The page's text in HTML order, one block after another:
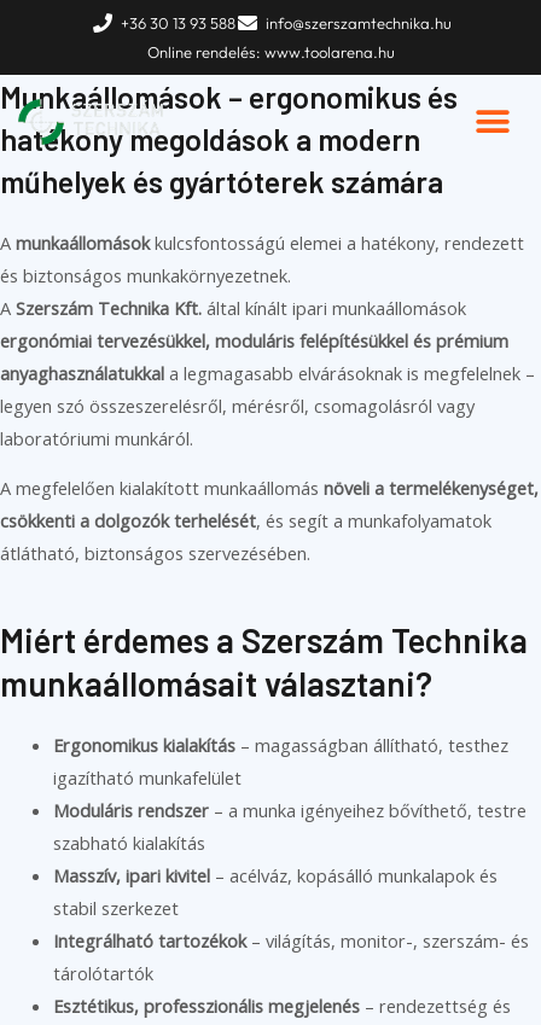
content
+36 30 13 93 588
info@szerszamtechnika.hu
Online rendelés: www.toolarena.hu
Termékek»Műhelyberendezés»Munkaállomások
Munkaállomások – ergonomikus és
hatékony megoldások a modern
műhelyek és gyártóterek számára
A munkaállomásokkulcsfontosságú elemei a hatékony, rendezett
és biztonságos munkakörnyezetnek.
A Szerszám Technika Kft. által kínált ipari munkaállomások
ergonómiai tervezésükkel, moduláris felépítésükkel és prémium
anyaghasználatukkal a legmagasabb elvárásoknak is megfelelnek –
legyen szó összeszerelésről, mérésről, csomagolásról vagy
laboratóriumi munkáról.
A megfelelően kialakított munkaállomás növeli a termelékenységet,
csökkenti a dolgozók terhelését, és segít a munkafolyamatok
átlátható, biztonságos szervezésében.
Miért érdemes a Szerszám Technika
munkaállomásait választani?
Ergonomikus kialakítás– magasságban állítható, testhez
igazítható munkafelület
Moduláris rendszer– a munka igényeihez bővíthető, testre
szabható kialakítás
Masszív, ipari kivitel– acélváz, kopásálló munkalapok és
stabil szerkezet
Integrálható tartozékok– világítás, monitor-, szerszám- és
tárolótartók
Esztétikus, professzionális megjelenés– rendezettség és